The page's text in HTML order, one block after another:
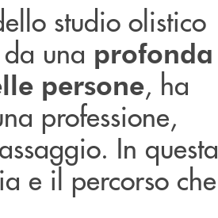
studio olistico
una profonda
persone, ha
professione,
In questa
e il percorso che